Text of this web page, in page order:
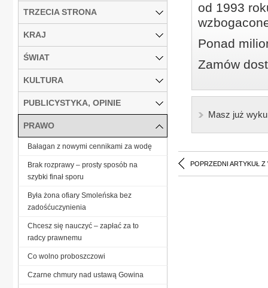
od 1993
Ponad
Zamów
Masz już
POPRZEDNI ARTYKUŁ Z
TRZECIA STRONA
KRAJ
ŚWIAT
KULTURA
PUBLICYSTYKA, OPINIE
PRAWO
Bałagan z nowymi cennikami za wodę
Brak rozprawy – prosty sposób na
szybki finał sporu
Była żona ofiary Smoleńska bez
zadośćuczynienia
Chcesz się nauczyć – zapłać za to
radcy prawnemu
Co wolno proboszczowi
Czarne chmury nad ustawą Gowina